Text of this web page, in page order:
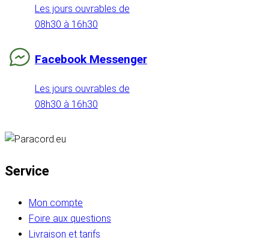
Les jours ouvrables de
08h30 à 16h30
Facebook Messenger
Les jours ouvrables de
08h30 à 16h30
Service
Mon compte
Foire aux questions
Livraison et tarifs